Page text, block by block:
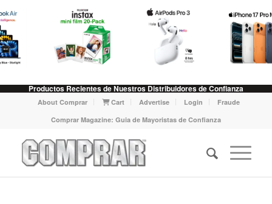
Productos Recientes de Nuestros Distribuidores de Confianza
About Comprar Cart Advertise Login
Fraude
Comprar Magazine: Guia de Mayoristas de Confianza